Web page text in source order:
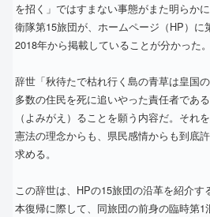
を招く」ではすまない事態がまた明らか
衛隊第15旅団が、ホームページ（HP）
2018年から掲載していることが分かった。
辞世「秋待たで枯れ行く島の青草は皇国
多数の住民を死に追いやった責任者であ
（よみがえ）ることを願う内容だ。それ
憲法の理念からも、県民感情からも到底
求める。
この辞世は、HPの15旅団の沿革を紹介
本復帰に際して、同旅団の前身の臨時第